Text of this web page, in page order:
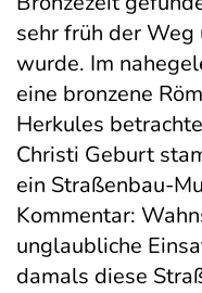
sehr früh der Weg
wurde. Im
eine bronzene
Herkules
Christi Geburt
ein Straßenbau-
Kommentar:
unglaubliche
damals diese